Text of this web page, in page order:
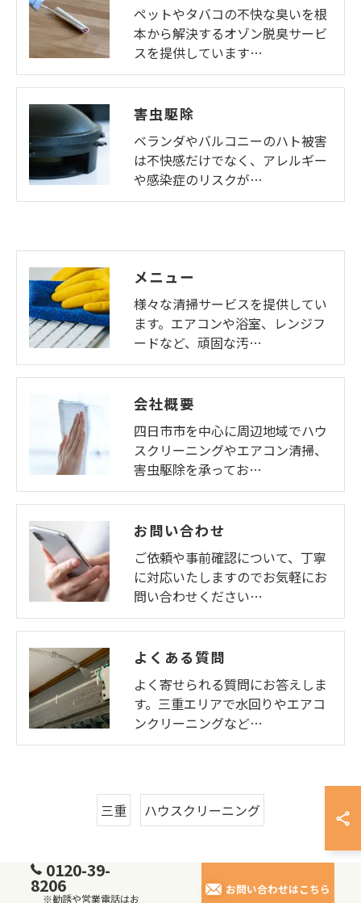
ペットやタバコの不快な臭いを根
本から解決するオゾン脱臭サービ
スを提供しています…
害虫駆除
ベランダやバルコニーのハト被害
は不快感だけでなく、アレルギー
や感染症のリスクが…
メニュー
様々な清掃サービスを提供してい
ます。エアコンや浴室、レンジフ
ードなど、頑固な汚…
会社概要
四日市市を中心に周辺地域でハウ
スクリーニングやエアコン清掃、
害虫駆除を承ってお…
お問い合わせ
ご依頼や事前確認について、丁寧
に対応いたしますのでお気軽にお
問い合わせください…
よくある質問
よく寄せられる質問にお答えしま
す。三重エリアで水回りやエアコ
ンクリーニングなど…
三重 ハウスクリーニング
0120-39-
8206
※勧誘や営業電話はお
お問い合わせはこちら